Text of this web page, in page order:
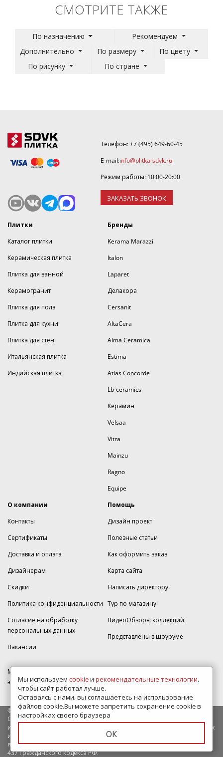
СМОТРИТЕ ТАКЖЕ
По назначению
Рекомендуем
Дополнительно
По размеру
По цвету
По рисунку
По стране
Телефон:+7 (495) 649-60-45
E-mail:info@plitka-sdvk.ru
Режим работы: 10:00-20:00
ЗАКАЗАТЬ ЗВОНОК
Плитки
Каталог плитки
Керамическая плитка
Плитка для ванной
Керамогранит
Плитка для пола
Плитка для кухни
Плитка для стен
Итальянская плитка
Индийская плитка
Бренды
Kerama Marazzi
Italon
Laparet
Делакора
Cersanit
AltaCera
Alma Ceramica
Estima
Atlas Concorde
Lb-ceramics
Керамин
Velsaa
Vitra
Mainzu
Ragno
Equipe
О компании
Контакты
Сертификаты
Доставка и оплата
Дизайнерам
Скидки
Политика конфиденциальности
Согласие на обработку
персональных данных
Вакансии
Помощь
Дизайн проект
Полезные статьи
Как оформить заказ
Карта сайта
Написать директору
Тур по магазину
ВидеоОбзоры коллекций
Представлены в шоуруме
МКАД 2км внешняя сторона, д. 2, ТРЦ "Шоколад" (РИО) Реутов, -1
этаж, магазин Плитка-SDVK.
© 2009—2026 г. Все права защищены
Обращаем Ваше внимание на то, что данный интернет-сайт носит
исключительно информационный характер и ни при каких условиях
информационные материалы и цены, размещенные на сайте, не
являются публичной офертой, определяемой положениями Статьи
437 Гражданского кодекса РФ.
Мы используем cookieи рекомендательные технологии,
чтобы сайт работал лучше.
Оставаясь с нами, вы соглашаетесь на использование
файлов cookie.Вы можете запретить сохранение cookie в
настройках своего браузера
ОК